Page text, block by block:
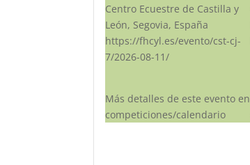
Centro Ecuestre de Castilla y
León, Segovia, España
https://fhcyl.es/evento/cst-cj-
7/2026-08-11/
Más detalles de este evento en
competiciones/calendario